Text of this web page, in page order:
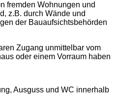
fremden Wohnungen und
z.B. durch Wände und
der Bauaufsichtsbehörden
Zugang unmittelbar vom
oder einem Vorraum haben
Ausguss und WC innerhalb